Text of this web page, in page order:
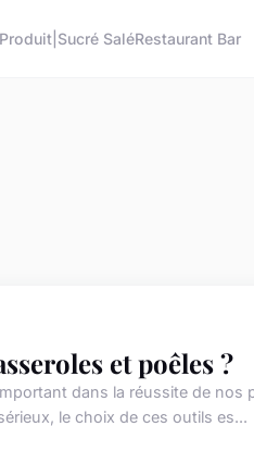
Produit|Sucré SaléRestaurant Bar
et poêles ?
dans la réussite de nos
le choix de ces outils es...